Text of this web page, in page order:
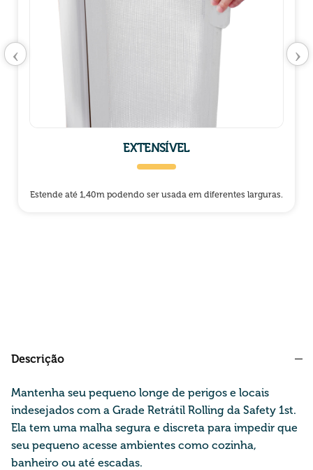
EXTENSÍVEL
Estende até 1,40m podendo ser usada em diferentes larguras.
‹ ›
Descrição
Mantenha seu pequeno longe de perigos e locais
indesejados com a Grade Retrátil Rolling da Safety 1st.
Ela tem uma malha segura e discreta para impedir que
seu pequeno acesse ambientes como cozinha,
banheiro ou até escadas.